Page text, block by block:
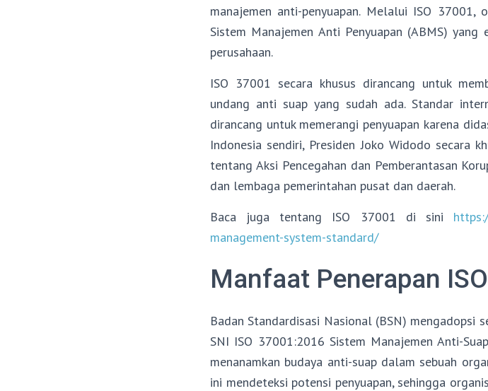
manajemen anti-penyuapan. Melalui ISO 37001,
Sistem Manajemen Anti Penyuapan (ABMS)
perusahaan.
ISO 37001 secara khusus dirancang untuk
undang anti suap yang sudah ada. Standar
dirancang untuk memerangi penyuapan karena
Indonesia sendiri, Presiden Joko Widodo secara
tentang Aksi Pencegahan dan Pemberantasan
dan lembaga pemerintahan pusat dan daerah.
Baca juga tentang ISO 37001 di sini
management-system-standard/
Manfaat Penerapan
Badan Standardisasi Nasional (BSN) mengadopsi
SNI ISO 37001:2016 Sistem Manajemen Anti-
menanamkan budaya anti-suap dalam sebuah
ini mendeteksi potensi penyuapan, sehingga